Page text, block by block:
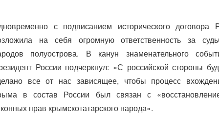
с подписанием исторического договора
на себя огромную ответственность за
полуострова. В канун знаменательного
России подчеркнул: «С российской стороны
все от нас зависящее, чтобы процесс
в состав России был связан с
прав крымскотатарского народа».